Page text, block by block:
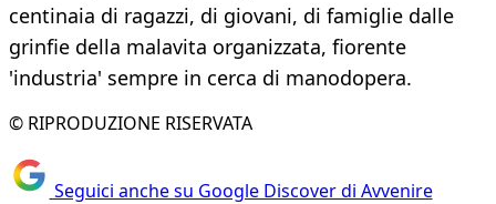
centinaia di ragazzi, di giovani, di famiglie dalle
grinfie della malavita organizzata, fiorente
'industria' sempre in cerca di manodopera.
© RIPRODUZIONE RISERVATA
Seguici anche su Google Discover di Avvenire